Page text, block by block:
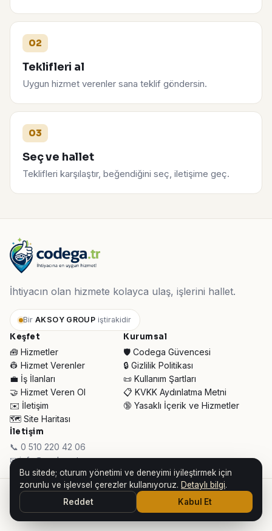
02
Teklifleri al
Uygun hizmet verenler sana teklif göndersin.
03
Seç ve hallet
Teklifleri karşılaştır, beğendiğini seç, iletişime geç.
İhtiyacın olan hizmete kolayca ulaş, işlerini hallet.
Bir AKSOY GROUP iştirakidir
Keşfet
🧰 Hizmetler
👷 Hizmet Verenler
💼 İş İlanları
🤝 Hizmet Veren Ol
✉️ İletişim
🗺️ Site Haritası
Kurumsal
🛡️ Codega Güvencesi
🔒 Gizlilik Politikası
📜 Kullanım Şartları
📋 KVKK Aydınlatma Metni
🔞 Yasaklı İçerik ve Hizmetler
İletişim
📞 0 510 220 42 06
✉ info@codega.tr
© 2026 Codega Hizmet Pazaryeri ·
AKSOY GROUP iştirakidir
👥 Toplam Ziyaretçi: 32.784 · Bugün:648
Bu sitede; oturum yönetimi ve deneyimi iyileştirmek için
zorunlu ve işlevsel çerezler kullanıyoruz. Detaylı bilgi.
Reddet
Kabul Et